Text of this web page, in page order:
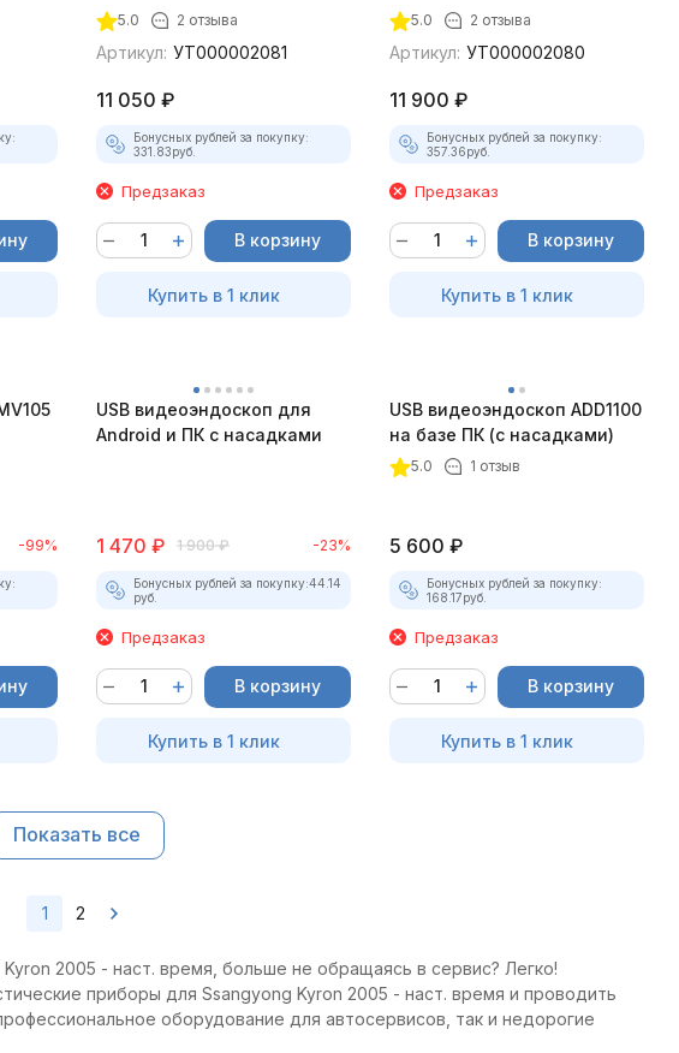
5.0 2 отзыва
Артикул: УТ000002081
11 050 ₽
Бонусных рублей за покупку:
331.83руб.
Предзаказ
В корзину
Купить в 1 клик
5.0 2 отзыва
Артикул: УТ000002080
11 900 ₽
Бонусных рублей за покупку:
357.36руб.
Предзаказ
В корзину
Купить в 1 клик
-99%
USB видеоэндоскоп для
Android и ПК с насадками
1 470 ₽ 1 900 ₽ -23%
Бонусных рублей за покупку:44.14
руб.
Предзаказ
В корзину
Купить в 1 клик
USB видеоэндоскоп ADD1100
на базе ПК (с насадками)
5.0 1 отзыв
5 600 ₽
Бонусных рублей за покупку:
168.17руб.
Предзаказ
В корзину
Купить в 1 клик
Показать все
1 2
2005 - наст. время, больше не обращаясь в сервис? Легко!
приборы для Ssangyong Kyron 2005 - наст. время и проводить
оборудование для автосервисов, так и недорогие